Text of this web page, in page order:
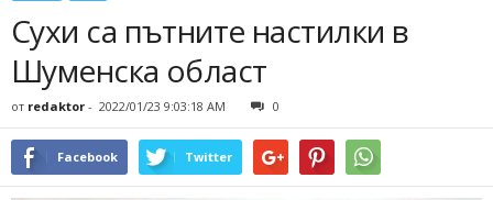
Сухи са пътните настилки в
Шуменска област
от redaktor - 2022/01/23 9:03:18 AM 0
Facebook Twitter